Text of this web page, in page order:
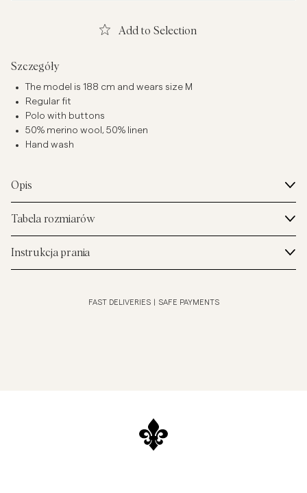
Add to Selection
Szczegóły
The model is 188 cm and wears size M
Regular fit
Polo with buttons
50% merino wool, 50% linen
Hand wash
Opis
Tabela rozmiarów
Instrukcja prania
FAST DELIVERIES SAFE PAYMENTS